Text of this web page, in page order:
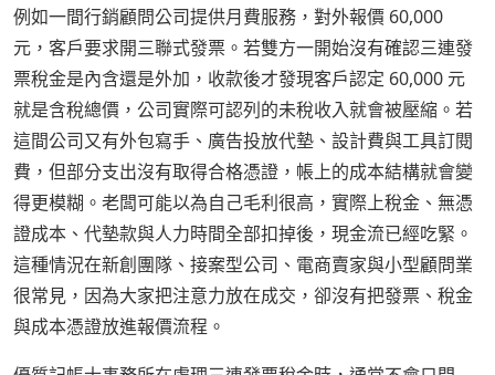
例如一間行銷顧問公司提供月費服務，對外報價 60,000
元，客戶要求開三聯式發票。若雙方一開始沒有確認三連發
票稅金是內含還是外加，收款後才發現客戶認定 60,000 元
就是含稅總價，公司實際可認列的未稅收入就會被壓縮。若
這間公司又有外包寫手、廣告投放代墊、設計費與工具訂閱
費，但部分支出沒有取得合格憑證，帳上的成本結構就會變
得更模糊。老闆可能以為自己毛利很高，實際上稅金、無憑
證成本、代墊款與人力時間全部扣掉後，現金流已經吃緊。
這種情況在新創團隊、接案型公司、電商賣家與小型顧問業
很常見，因為大家把注意力放在成交，卻沒有把發票、稅金
與成本憑證放進報價流程。